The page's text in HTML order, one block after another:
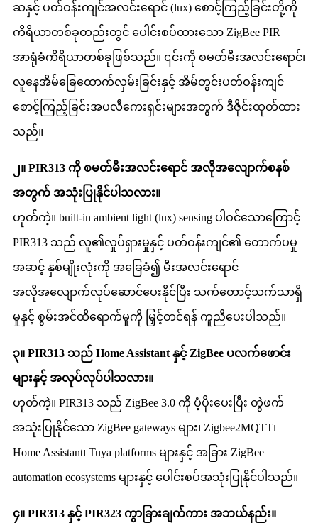
ဆနှင့် ပတ်ဝန်းကျင်အလင်းရောင် (lux) စောင့်ကြည့်ခြင်းတို့ကို
ကိရိယာတစ်ခုတည်းတွင် ပေါင်းစပ်ထားသော ZigBee PIR
အာရုံခံကိရိယာတစ်ခုဖြစ်သည်။ ၎င်းကို စမတ်မီးအလင်းရောင်၊
လူနေအိမ်ခြေထောက်လှမ်းခြင်းနှင့် အိမ်တွင်းပတ်ဝန်းကျင်
စောင့်ကြည့်ခြင်းအပလီကေးရှင်းများအတွက် ဒီဇိုင်းထုတ်ထား
သည်။
၂။ PIR313 ကို စမတ်မီးအလင်းရောင် အလိုအလျောက်စနစ်
အတွက် အသုံးပြုနိုင်ပါသလား။
ဟုတ်ကဲ့။ built-in ambient light (lux) sensing ပါဝင်သောကြောင့်
PIR313 သည် လူ၏လှုပ်ရှားမှုနှင့် ပတ်ဝန်းကျင်၏ တောက်ပမှု
အဆင့် နှစ်မျိုးလုံးကို အခြေခံ၍ မီးအလင်းရောင်
အလိုအလျောက်လုပ်ဆောင်ပေးနိုင်ပြီး သက်တောင့်သက်သာရှိ
မှုနှင့် စွမ်းအင်ထိရောက်မှုကို မြှင့်တင်ရန် ကူညီပေးပါသည်။
၃။ PIR313 သည် Home Assistant နှင့် ZigBee ပလက်ဖောင်း
များနှင့် အလုပ်လုပ်ပါသလား။
ဟုတ်ကဲ့။ PIR313 သည် ZigBee 3.0 ကို ပံ့ပိုးပေးပြီး တွဲဖက်
အသုံးပြုနိုင်သော ZigBee gateways များ၊ Zigbee2MQTT၊
Home Assistant၊ Tuya platforms များနှင့် အခြား ZigBee
automation ecosystems များနှင့် ပေါင်းစပ်အသုံးပြုနိုင်ပါသည်။
၄။ PIR313 နှင့် PIR323 ကွာခြားချက်ကား အဘယ်နည်း။